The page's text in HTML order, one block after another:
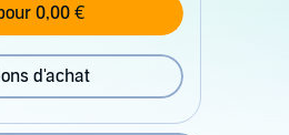
0,00 €
d'achat